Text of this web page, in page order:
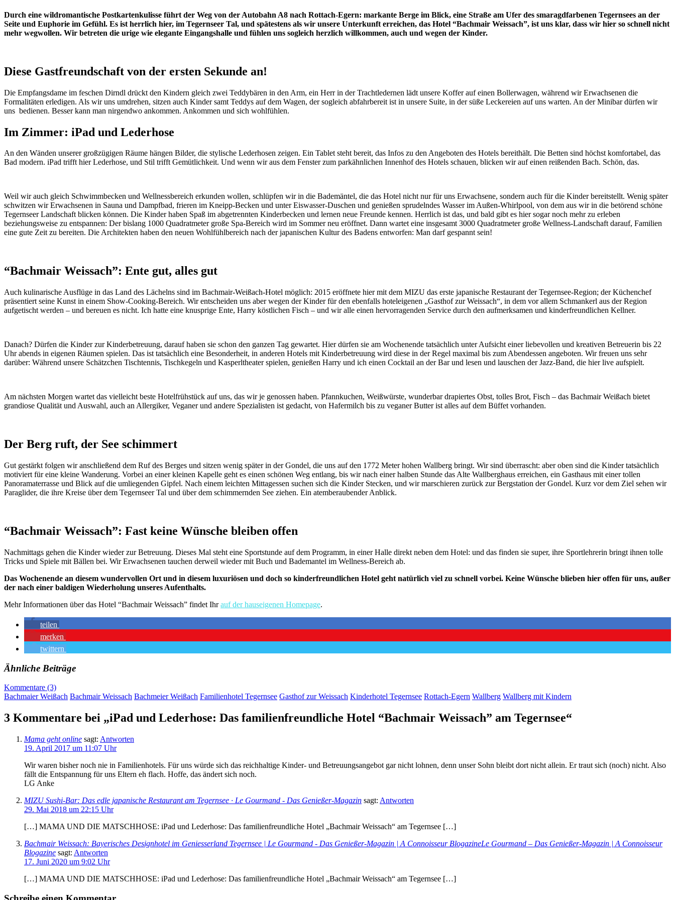
Durch eine wildromantische Postkartenkulisse führt der Weg von der Autobahn A8 nach Rottach-Egern: markante Berge im Blick, eine Straße am Ufer des smaragdfarbenen Tegernsees an der
Seite und Euphorie im Gefühl. Es ist herrlich hier, im Tegernseer Tal, und spätestens als wir unsere Unterkunft erreichen, das Hotel “Bachmair Weissach”, ist uns klar, dass wir hier so schnell nicht
mehr wegwollen. Wir betreten die urige wie elegante Eingangshalle und fühlen uns sogleich herzlich willkommen, auch und wegen der Kinder.
Diese Gastfreundschaft von der ersten Sekunde an!
Die Empfangsdame im feschen Dirndl drückt den Kindern gleich zwei Teddybären in den Arm, ein Herr in der Trachtledernen lädt unsere Koffer auf einen Bollerwagen, während wir Erwachsenen die
Formalitäten erledigen. Als wir uns umdrehen, sitzen auch Kinder samt Teddys auf dem Wagen, der sogleich abfahrbereit ist in unsere Suite, in der süße Leckereien auf uns warten. An der Minibar dürfen wir
uns bedienen. Besser kann man nirgendwo ankommen. Ankommen und sich wohlfühlen.
Im Zimmer: iPad und Lederhose
An den Wänden unserer großzügigen Räume hängen Bilder, die stylische Lederhosen zeigen. Ein Tablet steht bereit, das Infos zu den Angeboten des Hotels bereithält. Die Betten sind höchst komfortabel, das
Bad modern. iPad trifft hier Lederhose, und Stil trifft Gemütlichkeit. Und wenn wir aus dem Fenster zum parkähnlichen Innenhof des Hotels schauen, blicken wir auf einen reißenden Bach. Schön, das.
Weil wir auch gleich Schwimmbecken und Wellnessbereich erkunden wollen, schlüpfen wir in die Bademäntel, die das Hotel nicht nur für uns Erwachsene, sondern auch für die Kinder bereitstellt. Wenig später
schwitzen wir Erwachsenen in Sauna und Dampfbad, frieren im Kneipp-Becken und unter Eiswasser-Duschen und genießen sprudelndes Wasser im Außen-Whirlpool, von dem aus wir in die betörend schöne
Tegernseer Landschaft blicken können. Die Kinder haben Spaß im abgetrennten Kinderbecken und lernen neue Freunde kennen. Herrlich ist das, und bald gibt es hier sogar noch mehr zu erleben
beziehungsweise zu entspannen: Der bislang 1000 Quadratmeter große Spa-Bereich wird im Sommer neu eröffnet. Dann wartet eine insgesamt 3000 Quadratmeter große Wellness-Landschaft darauf, Familien
eine gute Zeit zu bereiten. Die Architekten haben den neuen Wohlfühlbereich nach der japanischen Kultur des Badens entworfen: Man darf gespannt sein!
“Bachmair Weissach”: Ente gut, alles gut
Auch kulinarische Ausflüge in das Land des Lächelns sind im Bachmair-Weißach-Hotel möglich: 2015 eröffnete hier mit dem MIZU das erste japanische Restaurant der Tegernsee-Region; der Küchenchef
präsentiert seine Kunst in einem Show-Cooking-Bereich. Wir entscheiden uns aber wegen der Kinder für den ebenfalls hoteleigenen „Gasthof zur Weissach“, in dem vor allem Schmankerl aus der Region
aufgetischt werden – und bereuen es nicht. Ich hatte eine knusprige Ente, Harry köstlichen Fisch – und wir alle einen hervorragenden Service durch den aufmerksamen und kinderfreundlichen Kellner.
Danach? Dürfen die Kinder zur Kinderbetreuung, darauf haben sie schon den ganzen Tag gewartet. Hier dürfen sie am Wochenende tatsächlich unter Aufsicht einer liebevollen und kreativen Betreuerin bis 22
Uhr abends in eigenen Räumen spielen. Das ist tatsächlich eine Besonderheit, in anderen Hotels mit Kinderbetreuung wird diese in der Regel maximal bis zum Abendessen angeboten. Wir freuen uns sehr
darüber: Während unsere Schätzchen Tischtennis, Tischkegeln und Kasperltheater spielen, genießen Harry und ich einen Cocktail an der Bar und lesen und lauschen der Jazz-Band, die hier live aufspielt.
Am nächsten Morgen wartet das vielleicht beste Hotelfrühstück auf uns, das wir je genossen haben. Pfannkuchen, Weißwürste, wunderbar drapiertes Obst, tolles Brot, Fisch – das Bachmair Weißach bietet
grandiose Qualität und Auswahl, auch an Allergiker, Veganer und andere Spezialisten ist gedacht, von Hafermilch bis zu veganer Butter ist alles auf dem Büffet vorhanden.
Der Berg ruft, der See schimmert
Gut gestärkt folgen wir anschließend dem Ruf des Berges und sitzen wenig später in der Gondel, die uns auf den 1772 Meter hohen Wallberg bringt. Wir sind überrascht: aber oben sind die Kinder tatsächlich
motiviert für eine kleine Wanderung. Vorbei an einer kleinen Kapelle geht es einen schönen Weg entlang, bis wir nach einer halben Stunde das Alte Wallberghaus erreichen, ein Gasthaus mit einer tollen
Panoramaterrasse und Blick auf die umliegenden Gipfel. Nach einem leichten Mittagessen suchen sich die Kinder Stecken, und wir marschieren zurück zur Bergstation der Gondel. Kurz vor dem Ziel sehen wir
Paraglider, die ihre Kreise über dem Tegernseer Tal und über dem schimmernden See ziehen. Ein atemberaubender Anblick.
“Bachmair Weissach”: Fast keine Wünsche bleiben offen
Nachmittags gehen die Kinder wieder zur Betreuung. Dieses Mal steht eine Sportstunde auf dem Programm, in einer Halle direkt neben dem Hotel: und das finden sie super, ihre Sportlehrerin bringt ihnen tolle
Tricks und Spiele mit Bällen bei. Wir Erwachsenen tauchen derweil wieder mit Buch und Bademantel im Wellness-Bereich ab.
Das Wochenende an diesem wundervollen Ort und in diesem luxuriösen und doch so kinderfreundlichen Hotel geht natürlich viel zu schnell vorbei. Keine Wünsche blieben hier offen für uns, außer
der nach einer baldigen Wiederholung unseres Aufenthalts.
Mehr Informationen über das Hotel “Bachmair Weissach” findet Ihrauf der hauseigenen Homepage.
teilen
merken
twittern
Ähnliche Beiträge
Kommentare (3)
Bachmaier Weißach Bachmair Weissach Bachmeier Weißach Familienhotel Tegernsee Gasthof zur Weissach Kinderhotel Tegernsee Rottach-Egern Wallberg Wallberg mit Kindern
3 Kommentare bei „iPad und Lederhose: Das familienfreundliche Hotel “Bachmair Weissach” am Tegernsee“
Mama geht online sagt: Antworten
19. April 2017 um 11:07 Uhr
Wir waren bisher noch nie in Familienhotels. Für uns würde sich das reichhaltige Kinder- und Betreuungsangebot gar nicht lohnen, denn unser Sohn bleibt dort nicht allein. Er traut sich (noch) nicht. Also
fällt die Entspannung für uns Eltern eh flach. Hoffe, das ändert sich noch.
LG Anke
MIZU Sushi-Bar: Das edle japanische Restaurant am Tegernsee · Le Gourmand - Das Genießer-Magazin sagt: Antworten
29. Mai 2018 um 22:15 Uhr
[…] MAMA UND DIE MATSCHHOSE: iPad und Lederhose: Das familienfreundliche Hotel „Bachmair Weissach“ am Tegernsee […]
Bachmair Weissach: Bayerisches Designhotel im Geniesserland Tegernsee | Le Gourmand - Das Genießer-Magazin | A Connoisseur BlogazineLe Gourmand – Das Genießer-Magazin | A Connoisseur
Blogazine sagt: Antworten
17. Juni 2020 um 9:02 Uhr
[…] MAMA UND DIE MATSCHHOSE: iPad und Lederhose: Das familienfreundliche Hotel „Bachmair Weissach“ am Tegernsee […]